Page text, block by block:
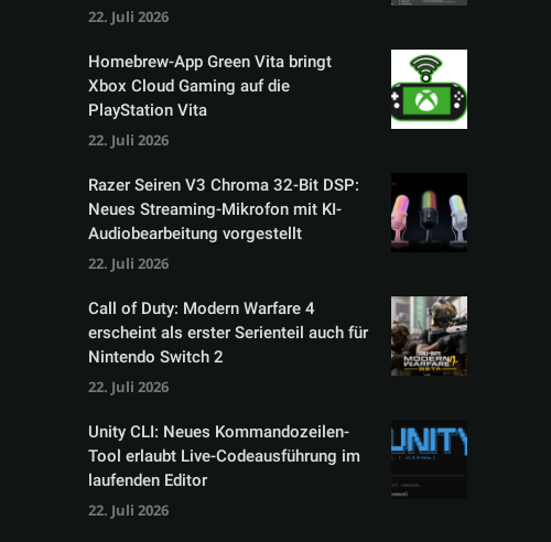
22. Juli 2026
Homebrew-App Green Vita bringt
Xbox Cloud Gaming auf die
PlayStation Vita
22. Juli 2026
Razer Seiren V3 Chroma 32-Bit DSP:
Neues Streaming-Mikrofon mit KI-
Audiobearbeitung vorgestellt
22. Juli 2026
Call of Duty: Modern Warfare 4
erscheint als erster Serienteil auch für
Nintendo Switch 2
22. Juli 2026
Unity CLI: Neues Kommandozeilen-
Tool erlaubt Live-Codeausführung im
laufenden Editor
22. Juli 2026